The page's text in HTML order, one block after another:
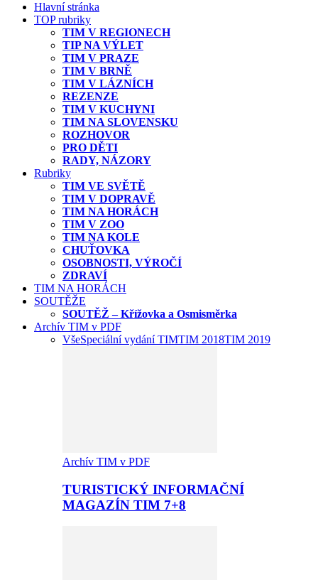
Hlavní stránka
TOP rubriky
TIM V REGIONECH
TIP NA VÝLET
TIM V PRAZE
TIM V BRNĚ
TIM V LÁZNÍCH
REZENZE
TIM V KUCHYNI
TIM NA SLOVENSKU
ROZHOVOR
PRO DĚTI
RADY, NÁZORY
Rubriky
TIM VE SVĚTĚ
TIM V DOPRAVĚ
TIM NA HORÁCH
TIM V ZOO
TIM NA KOLE
CHUŤOVKA
OSOBNOSTI, VÝROČÍ
ZDRAVÍ
TIM NA HORÁCH
SOUTĚŽE
SOUTĚŽ – Křížovka a Osmisměrka
Archív TIM v PDF
VšeSpeciální vydání TIMTIM 2018TIM 2019
Archív TIM v PDF
TURISTICKÝ INFORMAČNÍ
MAGAZÍN TIM 7+8